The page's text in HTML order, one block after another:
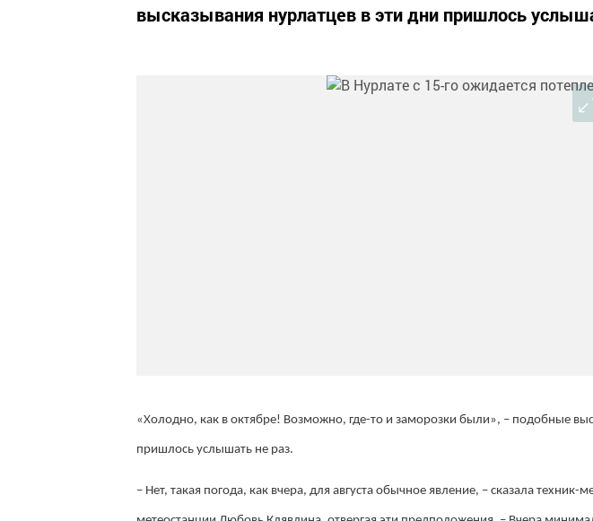
высказывания нурлатцев в эти дни пришлось
«Холодно, как в октябре! Возможно, где-то и заморозки были», – подобные
пришлось услышать не раз.
– Нет, такая погода, как вчера, для августа обычное явление, – сказала техник-